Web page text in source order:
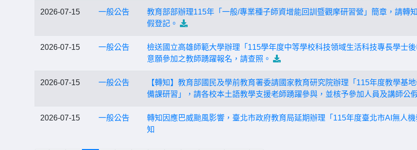
2026-07-15 一般公告
教育部部辦理115年「一般/專業種子師資增能回訓暨觀摩研習營」簡章，請轉
假登記。
2026-07-15 一般公告
檢送國立高雄師範大學辦理「115學年度中等學校科技領域生活科技專長學士
意願參加之教師踴躍報名，請查照。
2026-07-15 一般公告
【轉知】教育部國民及學前教育署委請國家教育研究院辦理「115年度教學基
備課研習」，請各校本土語教學支援老師踴躍參與，並核予參加人員及講師公
2026-07-15 一般公告
轉知因應巴威颱風影響，臺北市政府教育局延期辦理「115年度臺北市AI無人
知